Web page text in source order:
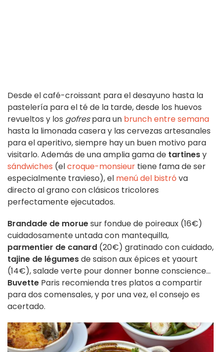
Desde el café-croissant para el desayuno hasta la
pastelería para el té de la tarde, desde los huevos
revueltos y los gofrespara un brunch entre semana
hasta la limonada casera y las cervezas artesanales
para el aperitivo, siempre hay un buen motivo para
visitarlo. Además de una amplia gama de tartinesy
sándwiches (elcroque-monsieur tiene fama de ser
especialmente travieso), el menú del bistró va
directo al grano con clásicos tricolores
perfectamente ejecutados.
Brandade de moruesur fondue de poireaux (16€)
cuidadosamente untada con mantequilla,
parmentier de canard (20€) gratinado con cuidado,
tajine de légumesde saison aux épices et yaourt
(14€), salade verte pour donner bonne conscience...
Buvette Paris recomienda tres platos a compartir
para dos comensales, y por una vez, el consejo es
acertado.